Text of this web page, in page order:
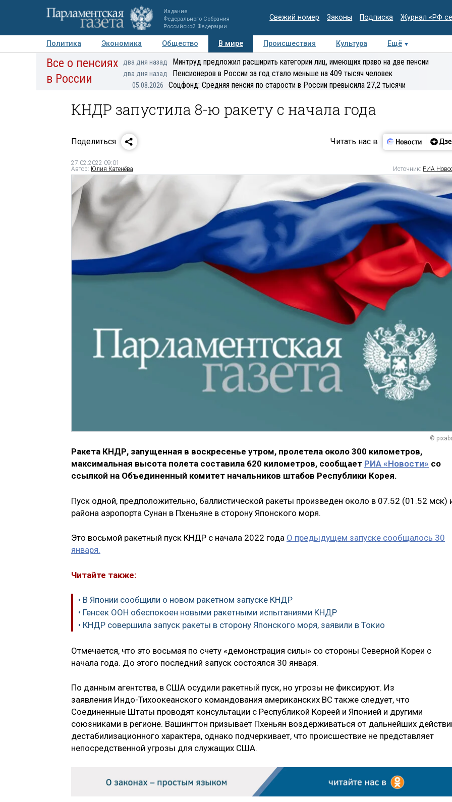
Издание
Федерального Собрания
Российской Федерации
Свежий номер Законы Подписка Журнал «РФ
Политика Экономика Общество В мире Происшествия Культура
Ещё
Авторы Персоны Мнения Регионы Медиацентр Интервью Колумнисты
Все о пенсиях
в России
два дня назад Минтруд предложил расширить категории лиц, имеющих право на две пенсии
два дня назад Пенсионеров в России за год стало меньше на 409 тысяч человек
05.08.2026 Соцфонд: Средняя пенсия по старости в России превысила 27,2 тысячи
КНДР запустила 8-ю ракету с начала года
Поделиться Читать нас в
27.02.2022 09:01
Автор: Юлия Катенёва Источник: РИА
©
Ракета КНДР, запущенная в воскресенье утром, пролетела около 300 километров,
максимальная высота полета составила 620 километров, сообщает РИА «Новости» со
ссылкой на Объединенный комитет начальников штабов Республики Корея.
Пуск одной, предположительно, баллистической ракеты произведен около в 07.52 (01.52 мск)
района аэропорта Сунан в Пхеньяне в сторону Японского моря.
Это восьмой ракетный пуск КНДР с начала 2022 года О предыдущем запуске сообщалось 30
января.
Читайте также:
• В Японии сообщили о новом ракетном запуске КНДР
• Генсек ООН обеспокоен новыми ракетными испытаниями КНДР
• КНДР совершила запуск ракеты в сторону Японского моря, заявили в Токио
Отмечается, что это восьмая по счету «демонстрация силы» со стороны Северной Кореи с
начала года. До этого последний запуск состоялся 30 января.
По данным агентства, в США осудили ракетный пуск, но угрозы не фиксируют. Из
заявления Индо-Тихоокеанского командования американских ВС также следует, что
Соединенные Штаты проводят консультации с Республикой Кореей и Японией и другими
союзниками в регионе. Вашингтон призывает Пхеньян воздерживаться от дальнейших
дестабилизационного характера, однако подчеркивает, что происшествие не представляет
непосредственной угрозы для служащих США.